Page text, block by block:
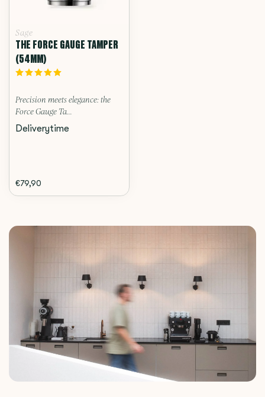
Sage
THE FORCE GAUGE TAMPER
(54MM)
Precision meets elegance: the
Force Gauge Ta...
Deliverytime
€79,90